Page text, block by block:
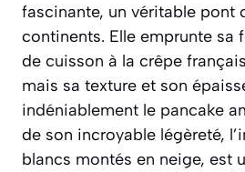
fascinante, un véritable pont
continents. Elle emprunte sa
de cuisson à la crêpe
mais sa texture et son
indéniablement le pancake
de son incroyable légèreté,
blancs montés en neige, est